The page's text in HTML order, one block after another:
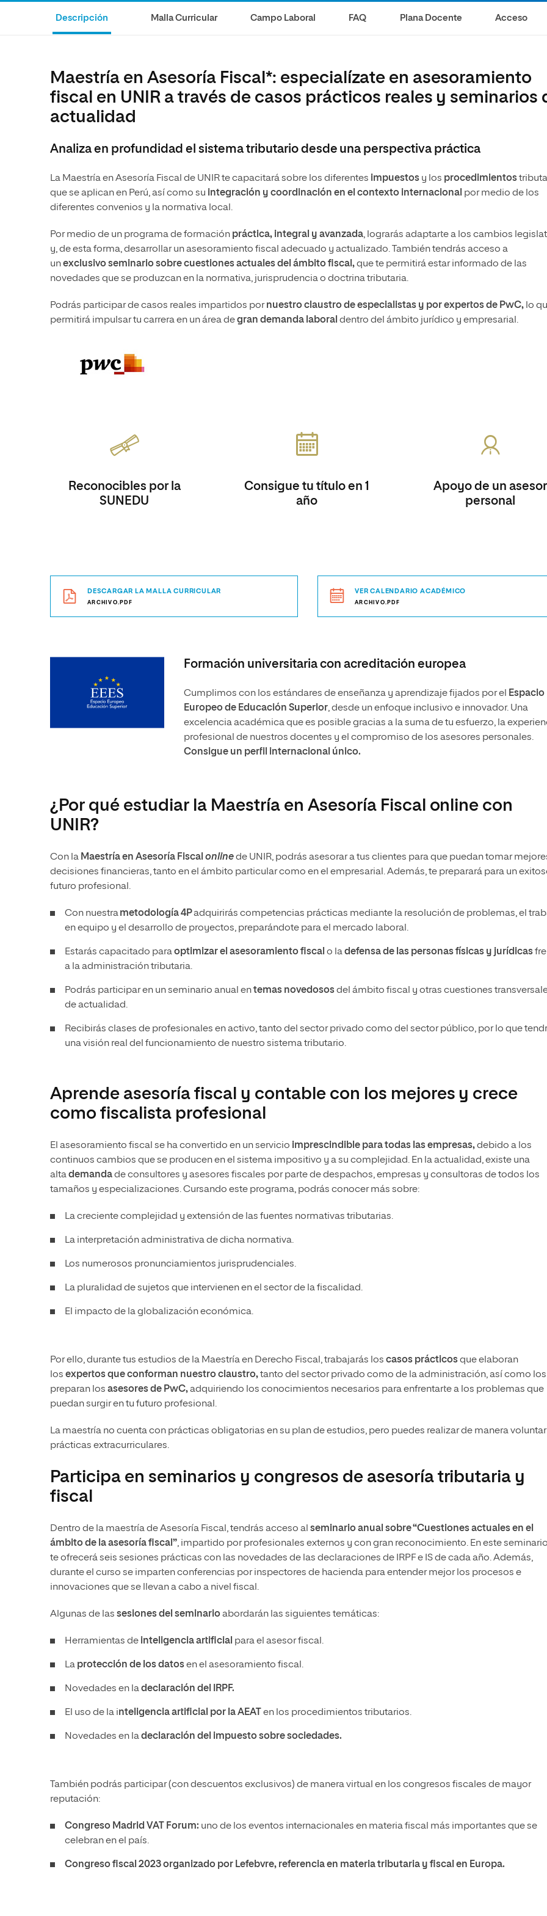
Música
Internacionales
Artes
Ciencias Políticas y Relaciones
Humanidades
Diseño
Ciencias Sociales y del Trabajo
Seguridad
Marketing y Comunicación
Artes
Internacionales
Humanidades
Diseño
Ciencias Criminológicas y de la
Descripción Malla Curricular Campo Laboral FAQ Plana Docente Acceso
Maestría en Asesoría Fiscal*: especialízate en asesoramiento
fiscal en UNIR a través de casos prácticos reales y seminarios
actualidad
Analiza en profundidad el sistema tributario desde una perspectiva práctica
La Maestría en Asesoría Fiscal de UNIR te capacitará sobre los diferentes impuestos y los procedimientos
que se aplican en Perú, así como su integración y coordinación en el contexto internacional por medio de los
diferentes convenios y la normativa local.
Por medio de un programa de formación práctica, integral y avanzada, lograrás adaptarte a los cambios
y, de esta forma, desarrollar un asesoramiento fiscal adecuado y actualizado. También tendrás acceso a
unexclusivo seminario sobre cuestiones actuales del ámbito fiscal,que te permitirá estar informado de las
novedades que se produzcan en la normativa, jurisprudencia o doctrina tributaria.
Podrás participar de casos reales impartidos pornuestro claustro de especialistas y por expertos de PwC, lo
permitirá impulsar tu carrera en un área degran demanda laboral dentro del ámbito jurídico y empresarial.
Reconocibles por la
SUNEDU
Consigue tu título en 1
año
Apoyo de un asesor
personal
DESCARGAR LA MALLA CURRICULAR
ARCHIVO.PDF
VER CALENDARIO ACADÉMICO
ARCHIVO.PDF
Formación universitaria con acreditación europea
Cumplimos con los estándares de enseñanza y aprendizaje fijados por el
Espacio
Europeo de Educación Superior, desde un enfoque inclusivo e innovador. Una
excelencia académica que es posible gracias a la suma de tu esfuerzo, la
profesional de nuestros docentes y el compromiso de los asesores personales.
Consigue un perfil internacional único.
¿Por qué estudiar la Maestría en Asesoría Fiscal online con
UNIR?
Con la Maestría en Asesoría Fiscal onlinede UNIR, podrás asesorar a tus clientes para que puedan tomar
decisiones financieras, tanto en el ámbito particular como en el empresarial. Además, te preparará para un
futuro profesional.
Con nuestrametodología 4Padquirirás competencias prácticas mediante la resolución de problemas, el
en equipo y el desarrollo de proyectos, preparándote para el mercado laboral.
Estarás capacitado paraoptimizar el asesoramiento fiscal o ladefensa de las personas físicas y jurídicas
a la administración tributaria.
Podrás participar en un seminario anual entemas novedososdel ámbito fiscal y otras cuestiones
de actualidad.
Recibirás clases de profesionales en activo, tanto del sector privado como del sector público, por lo que
una visión real del funcionamiento de nuestro sistema tributario.
Aprende asesoría fiscal y contable con los mejores y crece
como fiscalista profesional
El asesoramiento fiscal se ha convertido en un servicio imprescindible para todas las empresas,debido a los
continuos cambios que se producen en el sistema impositivo y a su complejidad. En la actualidad, existe una
altademandade consultores y asesores fiscales por parte de despachos, empresas y consultoras de todos los
tamaños y especializaciones. Cursando este programa, podrás conocer más sobre:
La creciente complejidad y extensión de las fuentes normativas tributarias.
La interpretación administrativa de dicha normativa.
Los numerosos pronunciamientos jurisprudenciales.
La pluralidad de sujetos que intervienen en el sector de la fiscalidad.
El impacto de la globalización económica.
Por ello, durante tus estudios de la Maestría en Derecho Fiscal, trabajarás los casos prácticosque elaboran
los expertos que conforman nuestro claustro,tanto del sector privado como de la administración, así como
preparan los asesores de PwC,adquiriendo los conocimientos necesarios para enfrentarte a los problemas que
puedan surgir en tu futuro profesional.
La maestría no cuenta con prácticas obligatorias en su plan de estudios, pero puedes realizar de manera
prácticas extracurriculares.
Participa en seminarios y congresos de asesoría tributaria y
fiscal
Dentro de la maestría de Asesoría Fiscal, tendrás acceso al seminario anual sobre “Cuestiones actuales en el
ámbito de la asesoría fiscal”, impartido por profesionales externos y con gran reconocimiento. En este
te ofrecerá seis sesiones prácticas con las novedades de las declaraciones de IRPF e IS de cada año. Además,
durante el curso se imparten conferencias por inspectores de hacienda para entender mejor los procesos e
innovaciones que se llevan a cabo a nivel fiscal.
Algunas de las sesiones del seminarioabordarán las siguientes temáticas:
Herramientas de inteligencia artificial para el asesor fiscal.
La protección de los datosen el asesoramiento fiscal.
Novedades en ladeclaración del IRPF.
El uso de la inteligencia artificial por la AEAT en los procedimientos tributarios.
Novedades en ladeclaración del impuesto sobre sociedades.
También podrás participar (con descuentos exclusivos) de manera virtual en los congresos fiscales de mayor
reputación:
Congreso Madrid VAT Forum: uno de los eventos internacionales en materia fiscal más importantes que se
celebran en el país.
Congreso fiscal 2023 organizado por Lefebvre, referencia en materia tributaria y fiscal en Europa.